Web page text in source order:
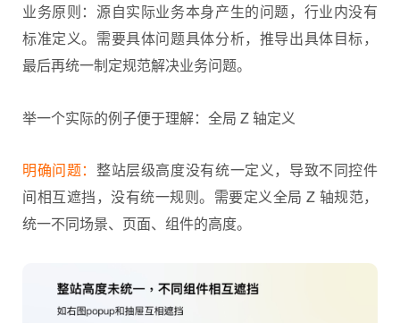
业务原则：源自实际业务本身产生的问题，行业内没有
标准定义。需要具体问题具体分析，推导出具体目标，
最后再统一制定规范解决业务问题。
举一个实际的例子便于理解：全局 Z 轴定义
明确问题： 整站层级高度没有统一定义，导致不同控件
间相互遮挡，没有统一规则。需要定义全局 Z 轴规范，
统一不同场景、页面、组件的高度。